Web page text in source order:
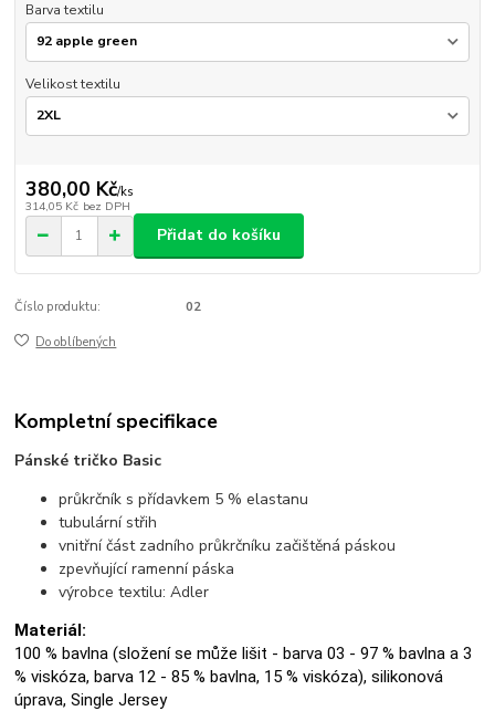
Barva textilu
Velikost textilu
380,00 Kč/ks
314,05 Kč bez DPH
Přidat do košíku
Číslo produktu: 02
Do oblíbených
Kompletní specifikace
Pánské tričko Basic
průkrčník s přídavkem 5 % elastanu
tubulární střih
vnitřní část zadního průkrčníku začištěná páskou
zpevňující ramenní páska
výrobce textilu: Adler
Materiál:
100 % bavlna (složení se může lišit - barva 03 - 97 % bavlna a 3
% viskóza, barva 12 - 85 % bavlna, 15 % viskóza), silikonová
úprava, Single Jersey